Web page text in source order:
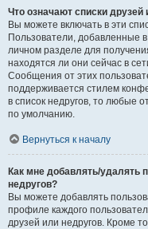
Что означают списки друзей
Вы можете включать в эти
Пользователи, добавленные
личном разделе для
находятся ли они сейчас в
Сообщения от этих
поддерживается стилем
в список недругов, то любые
по умолчанию.
Вернуться к началу
Как мне добавлять/удалять
недругов?
Вы можете добавлять
профиле каждого
друзей или недругов. Кроме